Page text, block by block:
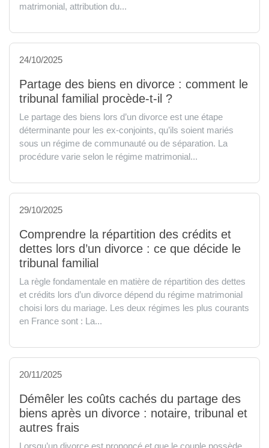
matrimonial, attribution du...
24/10/2025
Partage des biens en divorce : comment le
tribunal familial procède-t-il ?
Le partage des biens lors d’un divorce est une étape
déterminante pour les ex-conjoints, qu’ils soient mariés
sous un régime de communauté ou de séparation. La
procédure varie selon le régime matrimonial...
29/10/2025
Comprendre la répartition des crédits et
dettes lors d’un divorce : ce que décide le
tribunal familial
La règle fondamentale en matière de répartition des dettes
et crédits lors d’un divorce dépend du régime matrimonial
choisi lors du mariage. Les deux régimes les plus courants
en France sont : La...
20/11/2025
Démêler les coûts cachés du partage des
biens après un divorce : notaire, tribunal et
autres frais
Lorsqu’un divorce est prononcé et que le couple possède